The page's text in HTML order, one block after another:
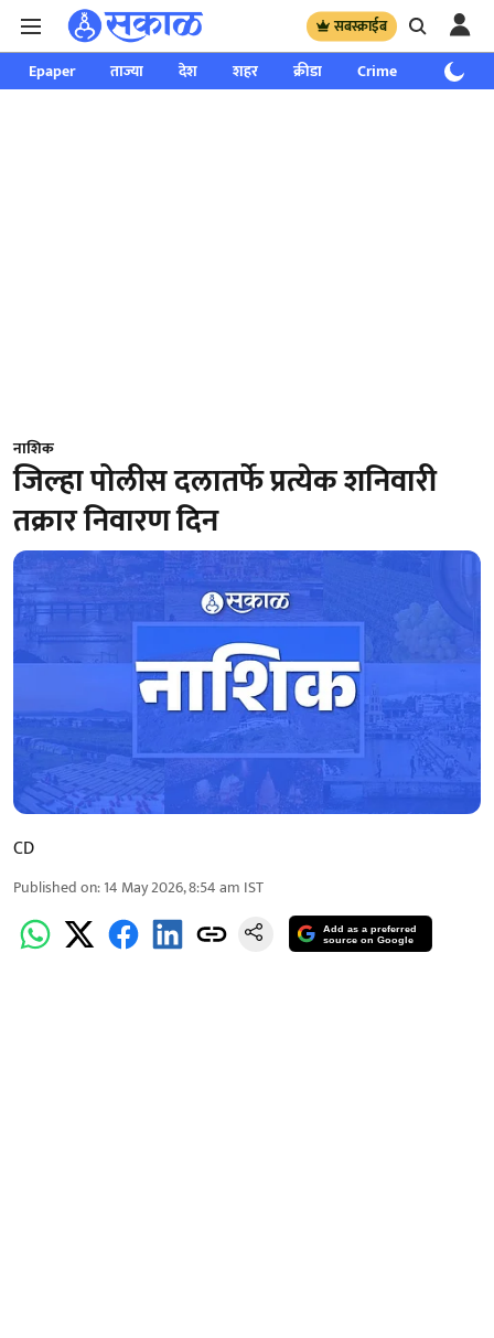
सबस्क्राईब
Epaper ताज्या देश शहर क्रीडा Crime साप्ताहिक
नाशिक
जिल्हा पोलीस दलातर्फे प्रत्येक शनिवारी
तक्रार निवारण दिन
CD
Published on:14 May 2026, 8:54 am IST
Add as a preferred
source on Google